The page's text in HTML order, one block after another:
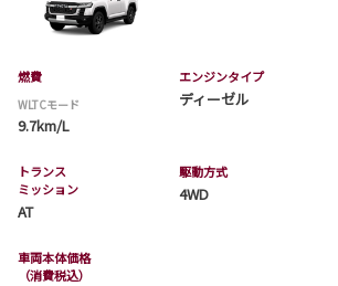
燃費
WLTCモード
9.7km/L
エンジンタイプ
ディーゼル
トランス
ミッション
AT
駆動方式
4WD
車両本体価格
（消費税込）